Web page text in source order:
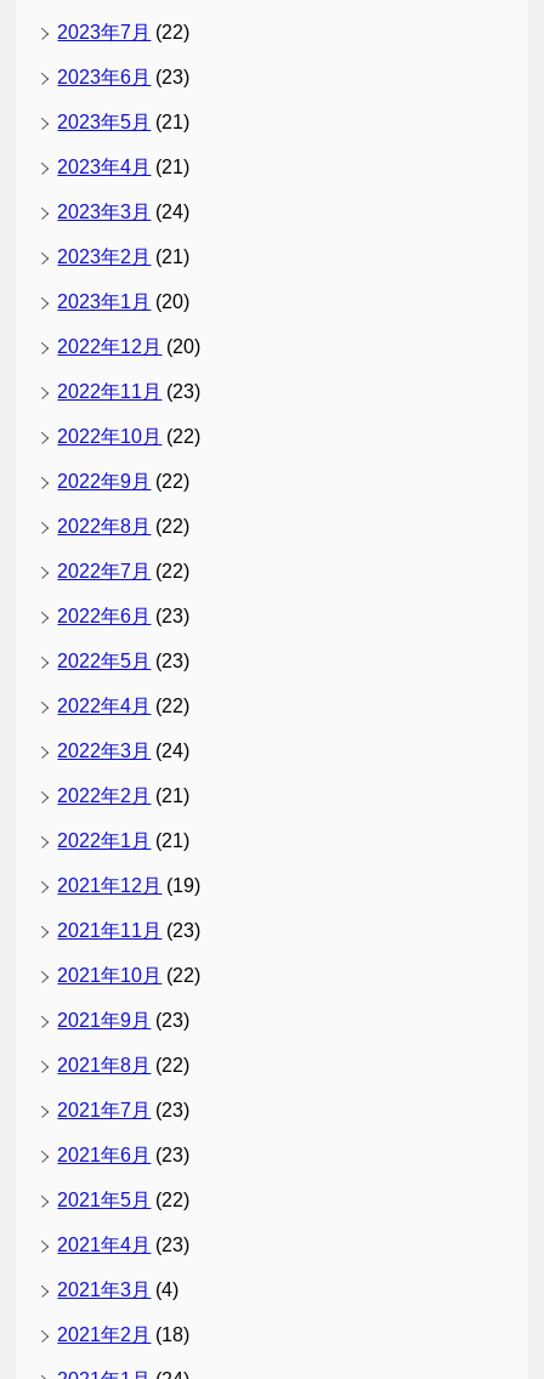
2023年7月 (22)
2023年6月 (23)
2023年5月 (21)
2023年4月 (21)
2023年3月 (24)
2023年2月 (21)
2023年1月 (20)
2022年12月 (20)
2022年11月 (23)
2022年10月 (22)
2022年9月 (22)
2022年8月 (22)
2022年7月 (22)
2022年6月 (23)
2022年5月 (23)
2022年4月 (22)
2022年3月 (24)
2022年2月 (21)
2022年1月 (21)
2021年12月 (19)
2021年11月 (23)
2021年10月 (22)
2021年9月 (23)
2021年8月 (22)
2021年7月 (23)
2021年6月 (23)
2021年5月 (22)
2021年4月 (23)
2021年3月 (4)
2021年2月 (18)